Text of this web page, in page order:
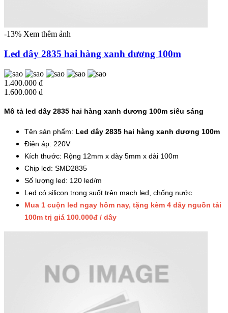
-13% Xem thêm ảnh
Led dây 2835 hai hàng xanh dương 100m
1.400.000 đ
1.600.000 đ
Mô tả led dây 2835 hai hàng xanh dương 100m siêu sáng
Tên sản phẩm: Led dây 2835 hai hàng xanh dương 100m
Điện áp: 220V
Kích thước: Rộng 12mm x dày 5mm x dài 100m
Chip led: SMD2835
Số lượng led: 120 led/m
Led có silicon trong suốt trên mạch led, chống nước
Mua 1 cuộn led ngay hôm nay, tặng kèm 4 dây nguồn tải
100m trị giá 100.000đ / dây